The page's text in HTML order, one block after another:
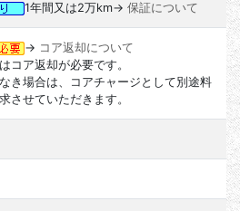
1年間又は2万km→ 保証について
→ コア返却について
コア返却が必要です。
き場合は、コアチャージとして別途料
させていただきます。